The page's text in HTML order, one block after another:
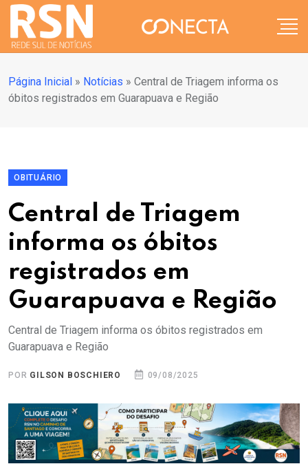
Página Inicial » Notícias » Central de Triagem informa os
óbitos registrados em Guarapuava e Região
OBITUÁRIO
Central de Triagem
informa os óbitos
registrados em
Guarapuava e Região
Central de Triagem informa os óbitos registrados em
Guarapuava e Região
POR GILSON BOSCHIERO 09/08/2025